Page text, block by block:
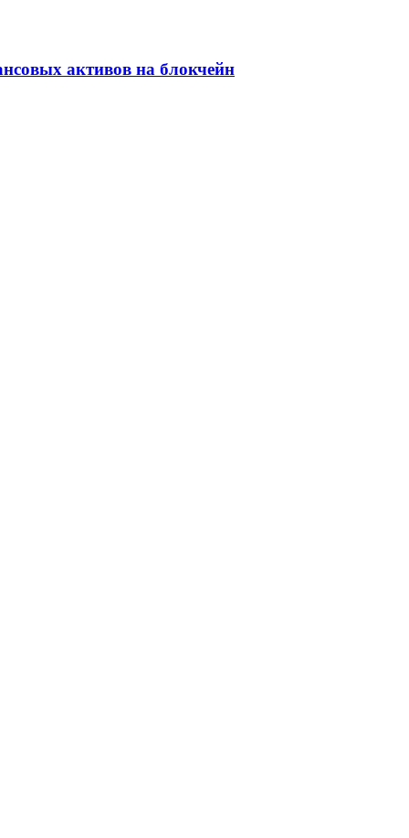
активов на блокчейн